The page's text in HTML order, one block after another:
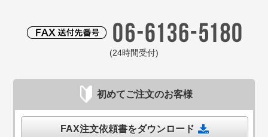
(24時間受付)
初めてご注文のお客様
FAX注文依頼書をダウンロード